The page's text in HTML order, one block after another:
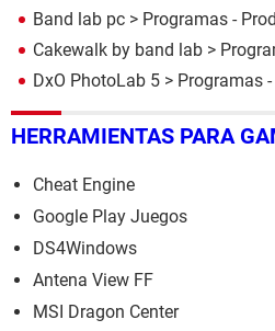
Band lab pc > Programas -
Cakewalk by band lab >
DxO PhotoLab 5 > Programas
HERRAMIENTAS PARA
Cheat Engine
Google Play Juegos
DS4Windows
Antena View FF
MSI Dragon Center